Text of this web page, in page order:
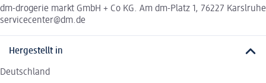
dm-drogerie markt GmbH + Co KG. Am dm-Platz 1, 76227 Karslruhe
servicecenter@dm.de
Hergestellt in
Deutschland